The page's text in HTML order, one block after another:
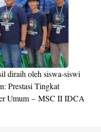
diraih oleh siswa-siswi
Prestasi Tingkat
Umum – MSC II IDCA